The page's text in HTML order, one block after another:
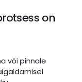
on
või pinnale